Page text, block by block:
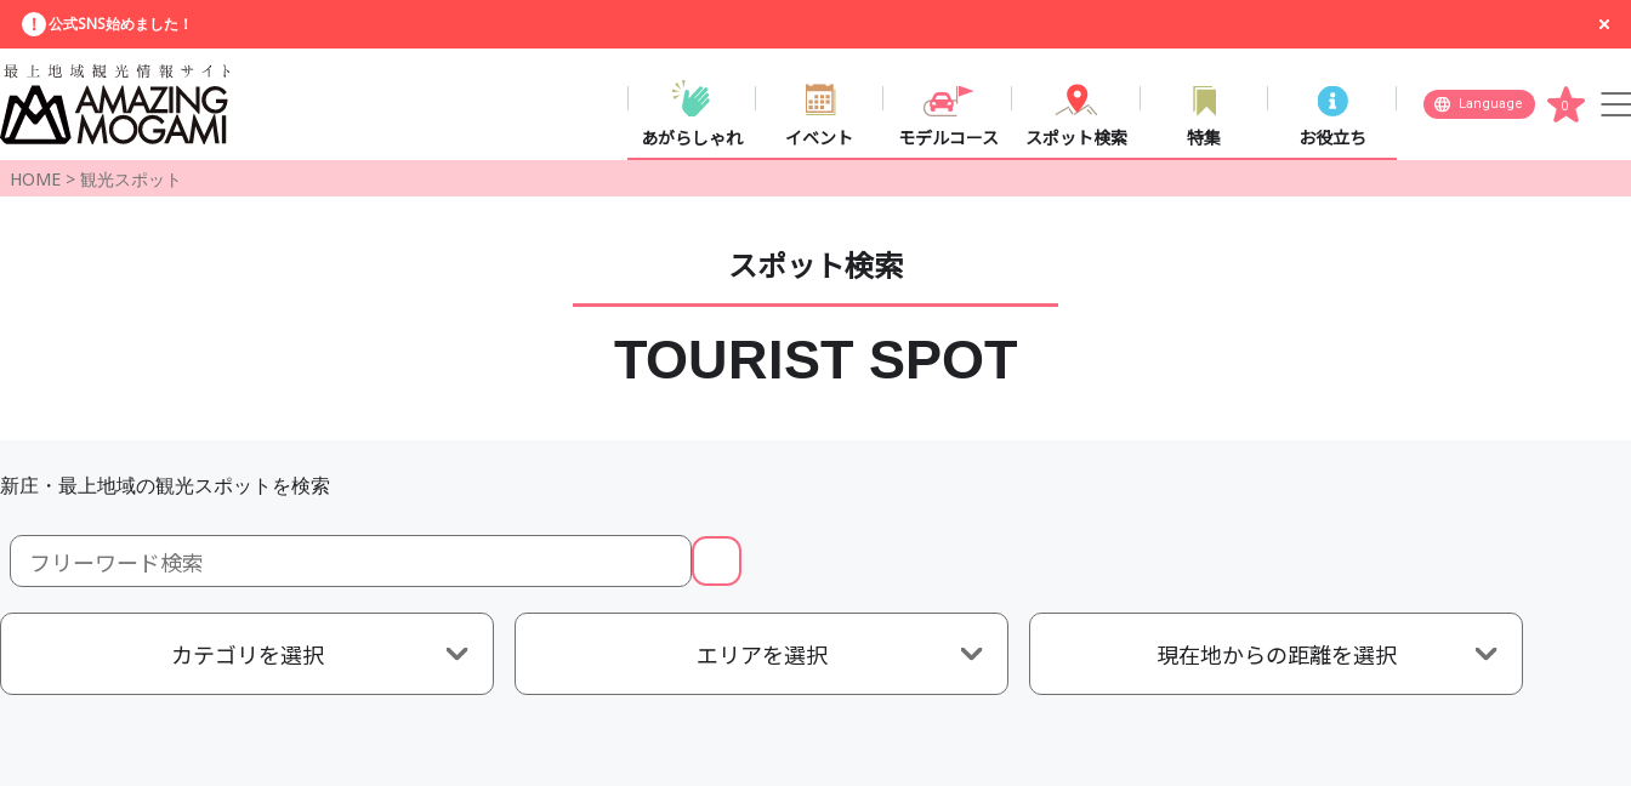
公式SNS始めました！
あがらしゃれ イベント モデルコース スポット検索 特集 お役立ち
Language 0
HOME > 観光スポット
スポット検索
TOURIST SPOT
新庄・最上地域の観光スポットを検索
カテゴリを選択 エリアを選択 現在地からの距離を選択